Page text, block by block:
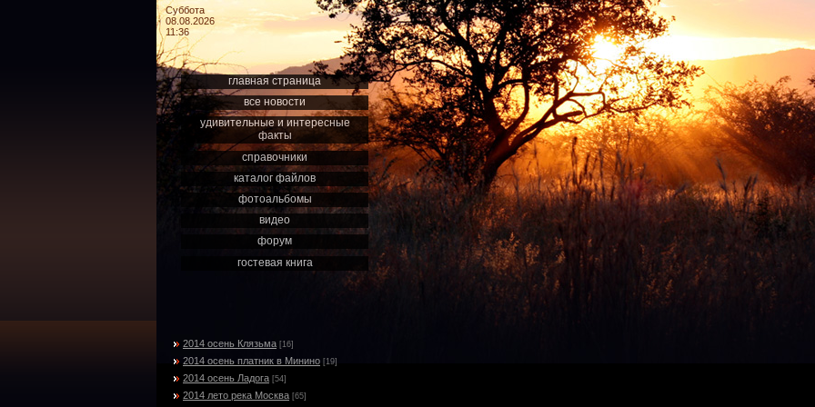
Суббота
08.08.2026
11:36
главная страница
все новости
удивительные и интересные
факты
справочники
каталог файлов
фотоальбомы
видео
форум
гостевая книга
2014 осень Клязьма [16]
2014 осень платник в Минино [19]
2014 осень Ладога [54]
2014 лето река Москва [65]